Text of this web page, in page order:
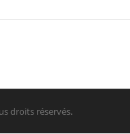
droits réservés.